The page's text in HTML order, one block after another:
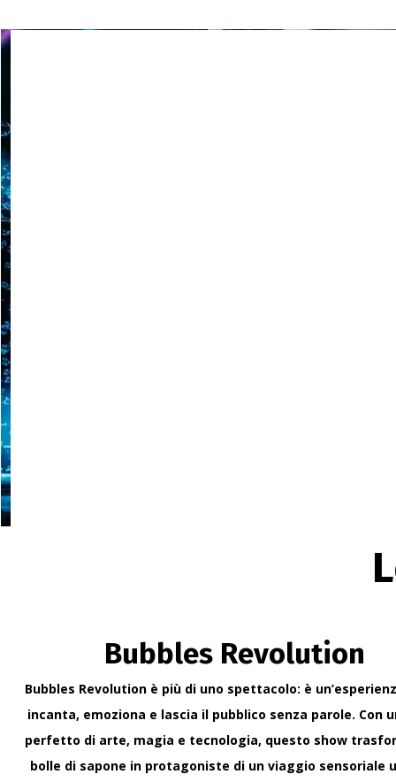
Bubbles Revolution
Bubbles Revolution è più di uno spettacolo: è
incanta, emoziona e lascia il pubblico senza parole. Con
perfetto di arte, magia e tecnologia, questo show
bolle di sapone in protagoniste di un viaggio sensoriale
Come serve la lingua in
Spettacolo teatrale per
Le tendenze
13 giugno 2026